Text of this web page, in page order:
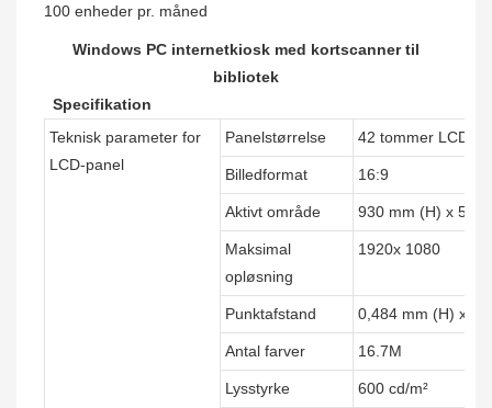
100 enheder pr. måned
Windows PC internetkiosk med kortscanner til
bibliotek
Specifikation
Teknisk parameter for
LCD-panel
Panelstørrelse 42 tommer LCD-
Billedformat 16:9
Aktivt område 930 mm (H) x 525
Maksimal
opløsning
1920x 1080
Punktafstand 0,484 mm (H) x
Antal farver 16.7M
Lysstyrke 600 cd/m²